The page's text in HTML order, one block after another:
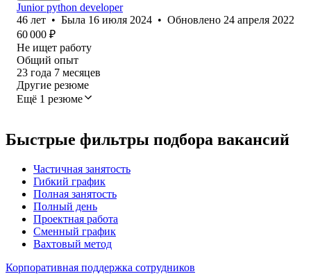
Junior python developer
46 лет • Была 16 июля 2024 • Обновлено 24 апреля 2022
60 000 ₽
Не ищет работу
Общий опыт
23 года 7 месяцев
Другие резюме
Ещё 1 резюме
Быстрые фильтры подбора вакансий
Частичная занятость
Гибкий график
Полная занятость
Полный день
Проектная работа
Сменный график
Вахтовый метод
Корпоративная поддержка сотрудников